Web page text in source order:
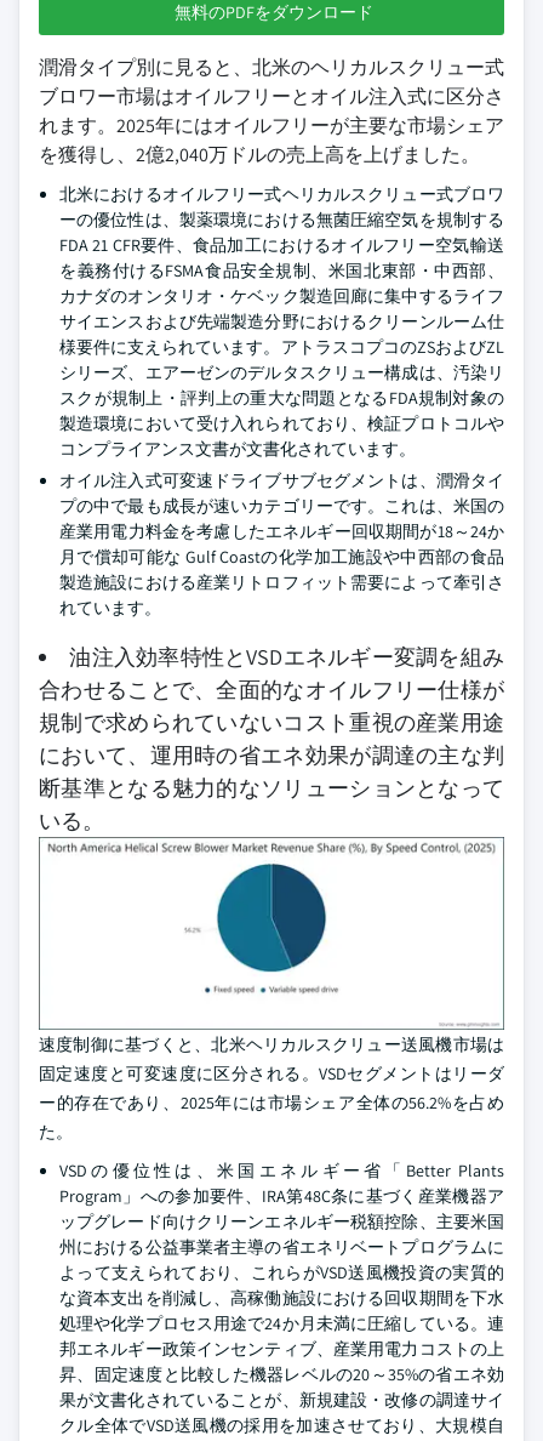
無料のPDFをダウンロード
潤滑タイプ別に見ると、北米のヘリカルスクリュー式
ブロワー市場はオイルフリーとオイル注入式に区分さ
れます。2025年にはオイルフリーが主要な市場シェア
を獲得し、2億2,040万ドルの売上高を上げました。
北米におけるオイルフリー式ヘリカルスクリュー式ブロワ
ーの優位性は、製薬環境における無菌圧縮空気を規制する
FDA 21 CFR要件、食品加工におけるオイルフリー空気輸送
を義務付けるFSMA食品安全規制、米国北東部・中西部、
カナダのオンタリオ・ケベック製造回廊に集中するライフ
サイエンスおよび先端製造分野におけるクリーンルーム仕
様要件に支えられています。アトラスコプコのZSおよびZL
シリーズ、エアーゼンのデルタスクリュー構成は、汚染リ
スクが規制上・評判上の重大な問題となるFDA規制対象の
製造環境において受け入れられており、検証プロトコルや
コンプライアンス文書が文書化されています。
オイル注入式可変速ドライブサブセグメントは、潤滑タイ
プの中で最も成長が速いカテゴリーです。これは、米国の
産業用電力料金を考慮したエネルギー回収期間が18～24か
月で償却可能な Gulf Coastの化学加工施設や中西部の食品
製造施設における産業リトロフィット需要によって牽引さ
れています。
油注入効率特性とVSDエネルギー変調を組み
合わせることで、全面的なオイルフリー仕様が
規制で求められていないコスト重視の産業用途
において、運用時の省エネ効果が調達の主な判
断基準となる魅力的なソリューションとなって
いる。
速度制御に基づくと、北米ヘリカルスクリュー送風機市場は
固定速度と可変速度に区分される。VSDセグメントはリーダ
ー的存在であり、2025年には市場シェア全体の56.2%を占め
た。
VSDの優位性は、米国エネルギー省「Better Plants
Program」への参加要件、IRA第48C条に基づく産業機器ア
ップグレード向けクリーンエネルギー税額控除、主要米国
州における公益事業者主導の省エネリベートプログラムに
よって支えられており、これらがVSD送風機投資の実質的
な資本支出を削減し、高稼働施設における回収期間を下水
処理や化学プロセス用途で24か月未満に圧縮している。連
邦エネルギー政策インセンティブ、産業用電力コストの上
昇、固定速度と比較した機器レベルの20～35%の省エネ効
果が文書化されていることが、新規建設・改修の調達サイ
クル全体でVSD送風機の採用を加速させており、大規模自